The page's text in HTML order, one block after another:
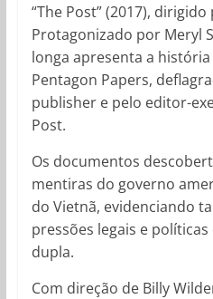
“The Post” (2017),
Protagonizado por Meryl
longa apresenta a
Pentagon Papers,
publisher e pelo editor-
Post.
Os documentos
mentiras do governo
do Vietnã, evidenciando
pressões legais e
dupla.
Com direção de Billy